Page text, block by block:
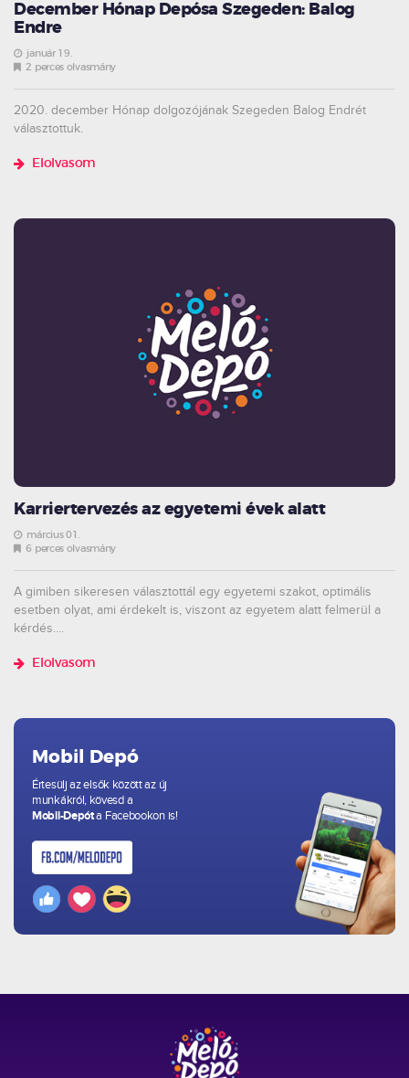
December Hónap Depósa Szegeden: Balog
Endre
január 19.
2 perces olvasmány
2020. december Hónap dolgozójának Szegeden Balog Endrét
választottuk.
Elolvasom
Karriertervezés az egyetemi évek alatt
március 01.
6 perces olvasmány
A gimiben sikeresen választottál egy egyetemi szakot, optimális
esetben olyat, ami érdekelt is, viszont az egyetem alatt felmerül a
kérdés....
Elolvasom
Mobil Depó
Értesülj az elsők között az új
munkákról, kövesd a
Mobil-Depóta Facebookon is!